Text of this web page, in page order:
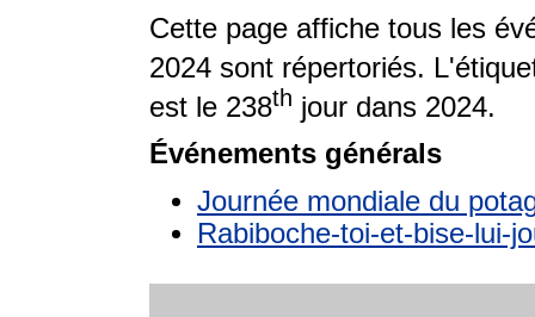
Cette page affiche tous les
2024 sont répertoriés.
est le 238th jour dans 2024.
Événements générals
Journée mondiale du
Rabiboche-toi-et-bise-lui-